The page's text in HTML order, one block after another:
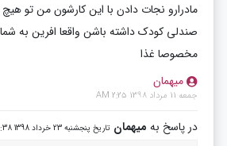
مادرارو نجات دادن با این کارشون من تو
صندلی کودک داشته باشن واقعا افرین به
مخصوصا غذا
میهمان
جمعه 11 مرداد 1398 2:25 AM
در پاسخ به میهمان تاریخ پنجشنبه 23 خرداد 1398 2:38 AM